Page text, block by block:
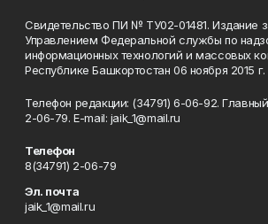
Свидетельство ПИ № ТУ02-01481. Издание
Управлением Федеральной службы по
информационных технологий и массовых
Республике Башкортостан 06 ноября 2015 г.
Телефон редакции: (34791) 6-06-92.
2-06-79. Е-mаil: jaik_1@mail.ru
Телефон
8(34791) 2-06-79
Эл. почта
jaik_1@mail.ru